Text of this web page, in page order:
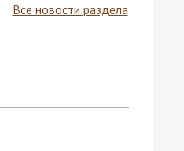
Все новости раздела